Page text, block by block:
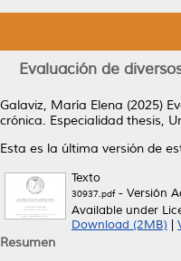
Evaluación de
Galaviz, María Elena (2025)
crónica. Especialidad thesis,
Esta es la última versión de
Texto
30937.pdf- Versión
Available under
Download (2MB)
Resumen